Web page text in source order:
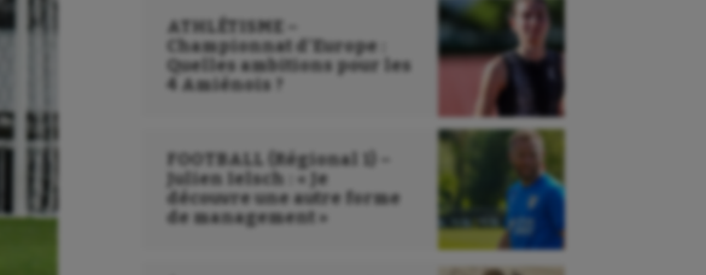
ATHLÉTISME –
Championnat d’Europe :
Quelles ambitions pour les
4 Amiénois ?
FOOTBALL (Régional 1) –
Julien Ielsch : « Je
découvre une autre forme
de management »